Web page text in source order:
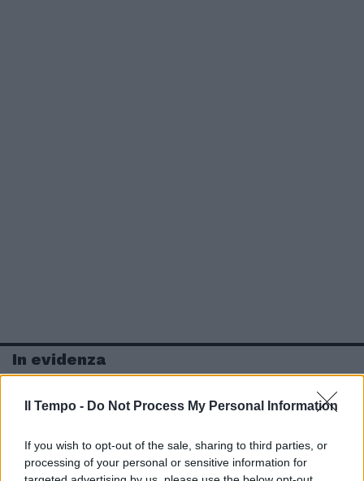
Il Tempo - Do Not Process My Personal Information
If you wish to opt-out of the sale, sharing to third parties, or
processing of your personal or sensitive information for
In evidenza